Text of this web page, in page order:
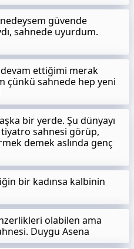
güvende
sahnede uyurdum.
ettiğimi merak
çünkü sahnede hep yeni
bir yerde. Şu dünyayı
sahnesi görüp,
demek aslında genç
bir kadınsa kalbinin
olabilen ama
Duygu Asena